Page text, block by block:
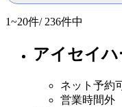
1~20件/ 236件中
アイセイ
ネット予約
営業時間外